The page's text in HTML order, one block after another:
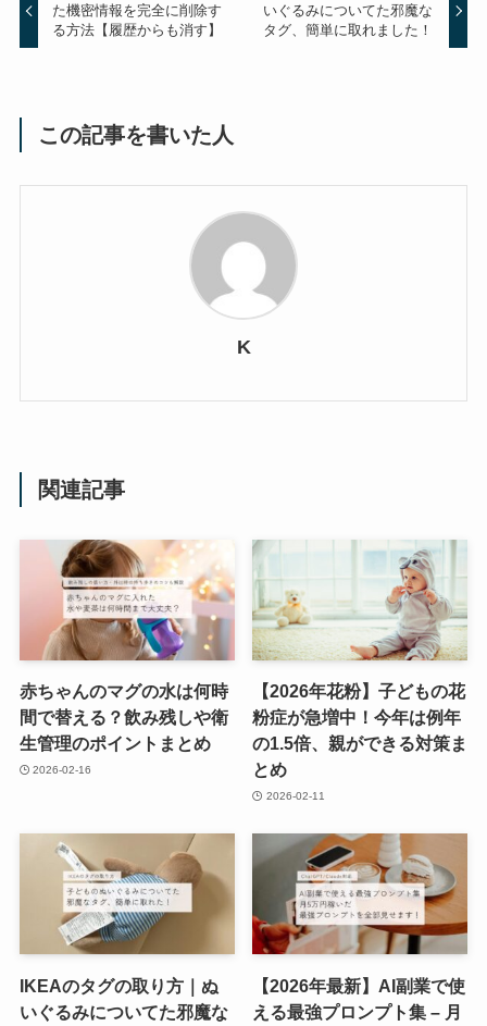
た機密情報を完全に削除す
る方法【履歴からも消す】
いぐるみについてた邪魔な
タグ、簡単に取れました！
この記事を書いた人
K
関連記事
赤ちゃんのマグの水は何時
間で替える？飲み残しや衛
生管理のポイントまとめ
2026-02-16
【2026年花粉】子どもの花
粉症が急増中！今年は例年
の1.5倍、親ができる対策ま
とめ
2026-02-11
IKEAのタグの取り方｜ぬ
いぐるみについてた邪魔な
【2026年最新】AI副業で使
える最強プロンプト集 – 月